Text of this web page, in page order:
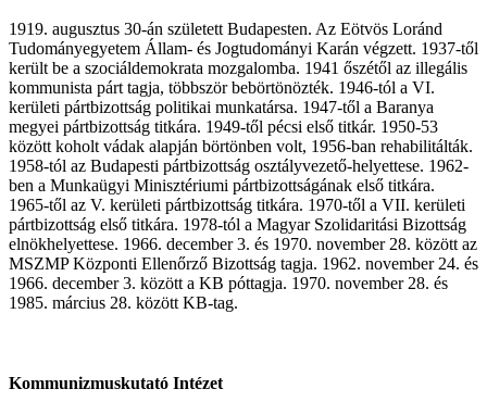
1919. augusztus 30-án született Budapesten. Az Eötvös Loránd
Tudományegyetem Állam- és Jogtudományi Karán végzett. 1937-től
került be a szociáldemokrata mozgalomba. 1941 őszétől az illegális
kommunista párt tagja, többször bebörtönözték. 1946-tól a VI.
kerületi pártbizottság politikai munkatársa. 1947-től a Baranya
megyei pártbizottság titkára. 1949-től pécsi első titkár. 1950-53
között koholt vádak alapján börtönben volt, 1956-ban rehabilitálták.
1958-tól az Budapesti pártbizottság osztályvezető-helyettese. 1962-
ben a Munkaügyi Minisztériumi pártbizottságának első titkára.
1965-től az V. kerületi pártbizottság titkára. 1970-től a VII. kerületi
pártbizottság első titkára. 1978-tól a Magyar Szolidaritási Bizottság
elnökhelyettese. 1966. december 3. és 1970. november 28. között az
MSZMP Központi Ellenőrző Bizottság tagja. 1962. november 24. és
1966. december 3. között a KB póttagja. 1970. november 28. és
1985. március 28. között KB-tag.
Kommunizmuskutató Intézet